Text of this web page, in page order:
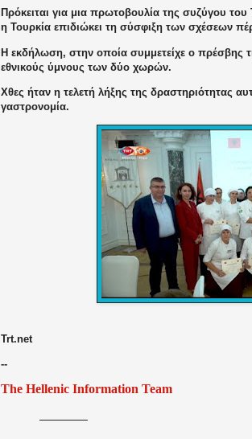
Πρόκειται για μια πρωτοβουλία της συζύγου
η Τουρκία επιδιώκει τη σύσφιξη των σχέσεων
Η εκδήλωση, στην οποία συμμετείχε ο πρέσβης
εθνικούς ύμνους των δύο χωρών.
Χθες ήταν η τελετή λήξης της δραστηριότητας
γαστρονομία.
Trt.net
--
The Hellenic Information Team